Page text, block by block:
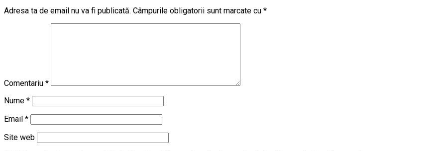
Adresa ta de email nu va fi publicată. Câmpurile obligatorii sunt marcate cu *
Comentariu *
Nume *
Email *
Site web